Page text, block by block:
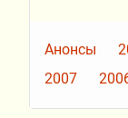
Анонсы
2007